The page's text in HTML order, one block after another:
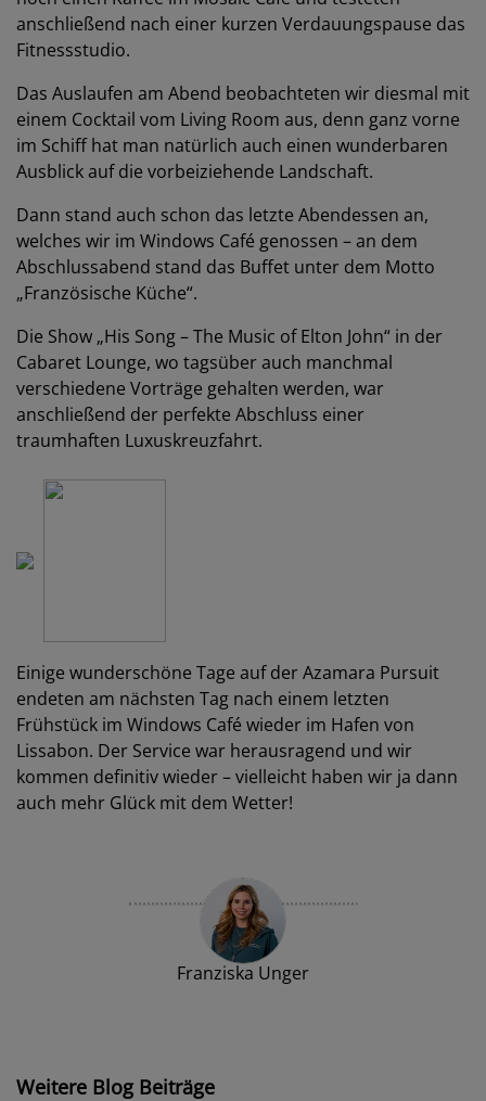
anschließend nach einer kurzen Verdauungspause das
Fitnessstudio.
Das Auslaufen am Abend beobachteten wir diesmal mit
einem Cocktail vom Living Room aus, denn ganz vorne
im Schiff hat man natürlich auch einen wunderbaren
Ausblick auf die vorbeiziehende Landschaft.
Dann stand auch schon das letzte Abendessen an,
welches wir im Windows Café genossen – an dem
Abschlussabend stand das Buffet unter dem Motto
„Französische Küche“.
Die Show „His Song – The Music of Elton John“ in der
Cabaret Lounge, wo tagsüber auch manchmal
verschiedene Vorträge gehalten werden, war
anschließend der perfekte Abschluss einer
traumhaften Luxuskreuzfahrt.
Einige wunderschöne Tage auf der Azamara Pursuit
endeten am nächsten Tag nach einem letzten
Frühstück im Windows Café wieder im Hafen von
Lissabon. Der Service war herausragend und wir
kommen definitiv wieder – vielleicht haben wir ja dann
auch mehr Glück mit dem Wetter!
Franziska Unger
Weitere Blog Beiträge